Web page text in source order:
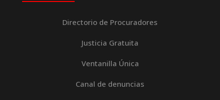
Directorio de Procuradores
Justicia Gratuita
Ventanilla Única
Canal de denuncias